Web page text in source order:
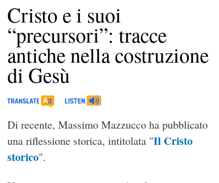
Cristo e i suoi
“precursori”: tracce
antiche nella costruzione
di Gesù
Di recente, Massimo Mazzucco ha pubblicato
una riflessione storica, intitolata "Il Cristo
storico".